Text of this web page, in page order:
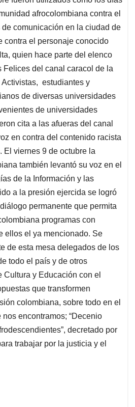
a
d
s
afrocolombiana contra el
comunicación en la ciudad de
contra el personaje conocido
quien hace parte del elenco
Felices del canal caracol de la
estudiantes y
de diversas universidades
de universidades
cita a las afueras del canal
en contra del contenido racista
El viernes 9 de octubre la
también levantó su voz en el
de la Información y las
a la presión ejercida se logró
permanente que permita
programas con
ellos el ya mencionado. Se
de esta mesa delegados de los
todo el país y de otros
Cultura y Educación con el
que transformen
colombiana, sobre todo en el
encontramos; “Decenio
decretado por
trabajar por la justicia y el